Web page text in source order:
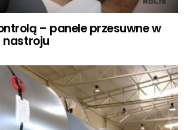
– panele przesuwne w
nastroju